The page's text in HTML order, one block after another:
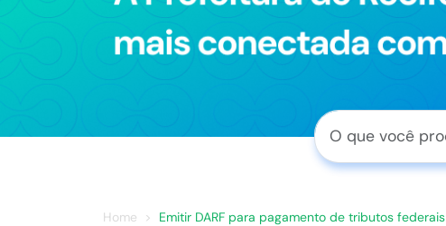
Home Emitir DARF para pagamento de tributos federais